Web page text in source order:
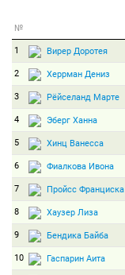
№
1 Вирер Доротея
2 Херрман Дениз
3 Рёйселанд Марте
4 Эберг Ханна
5 Хинц Ванесса
6 Фиалкова Ивона
7 Пройсс Франциска
8 Хаузер Лиза
9 Бендика Байба
10 Гаспарин Аита